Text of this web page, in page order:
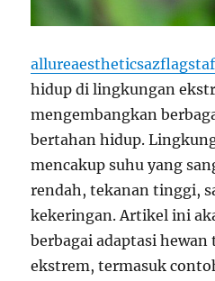
hidup di lingkungan
mengembangkan
bertahan hidup.
mencakup suhu yang
rendah, tekanan tinggi,
kekeringan. Artikel ini
berbagai adaptasi
ekstrem, termasuk